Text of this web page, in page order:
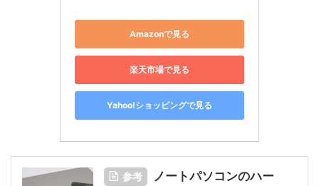
Amazonで見る
楽天市場で見る
Yahoo!ショッピングで見る
参考
ノートパソコンのハー